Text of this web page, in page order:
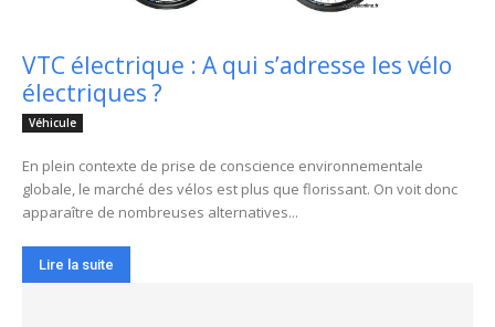
VTC électrique : A qui s’adresse les vélo
électriques ?
Véhicule
En plein contexte de prise de conscience environnementale
globale, le marché des vélos est plus que florissant. On voit donc
apparaître de nombreuses alternatives...
Lire la suite